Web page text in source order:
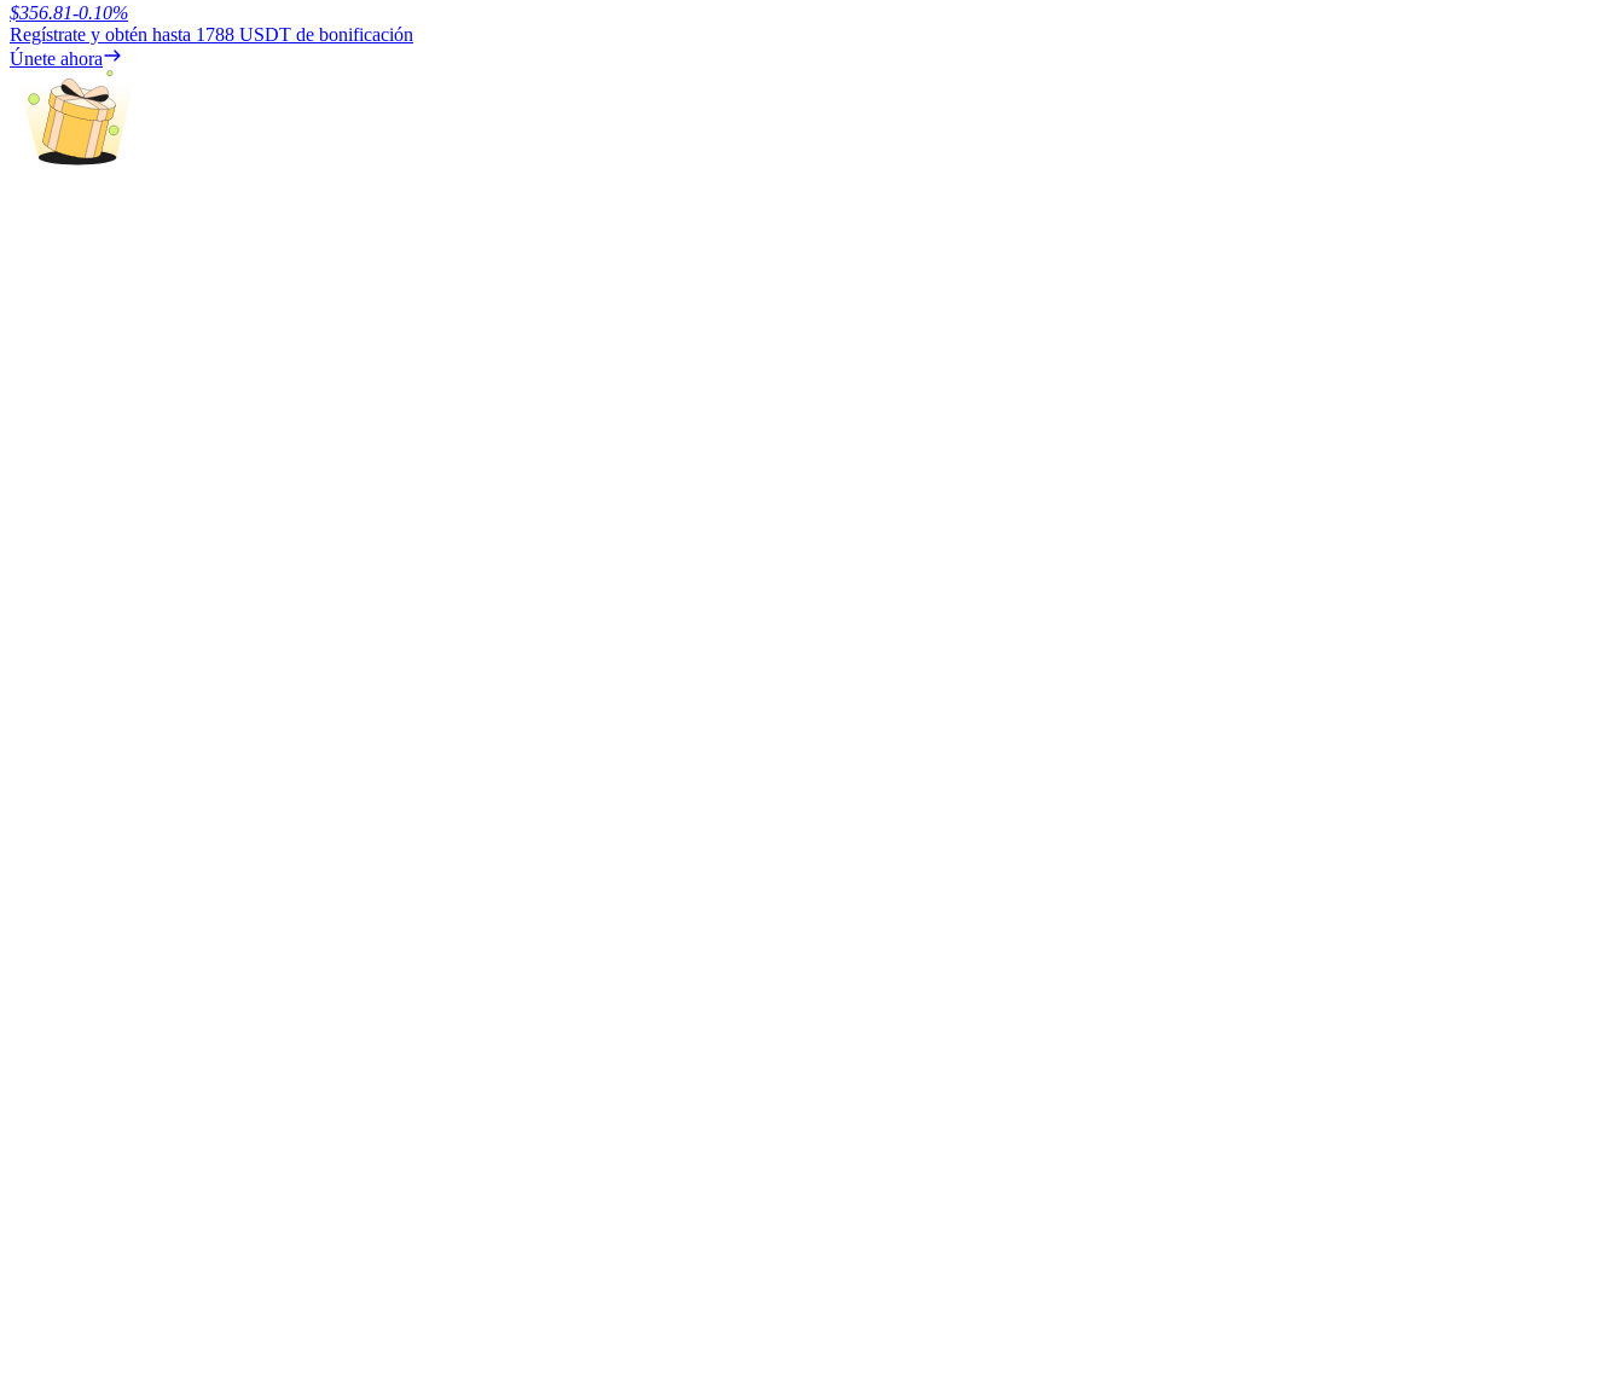
Power Piggy
Gana recompensas competitivas diariamente
$356.81-0.10%
Regístrate y obtén hasta 1788 USDT de bonificación
Únete ahora